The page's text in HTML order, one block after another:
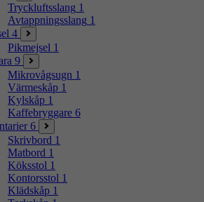
Tryckluftsslang 1
Avtappningsslang 1
4
Pikmejsel 1
9
Mikrovågsugn 1
Värmeskåp 1
Kylskåp 1
Kaffebryggare 6
6
Skrivbord 1
Matbord 1
Köksstol 1
Kontorsstol 1
Klädskåp 1